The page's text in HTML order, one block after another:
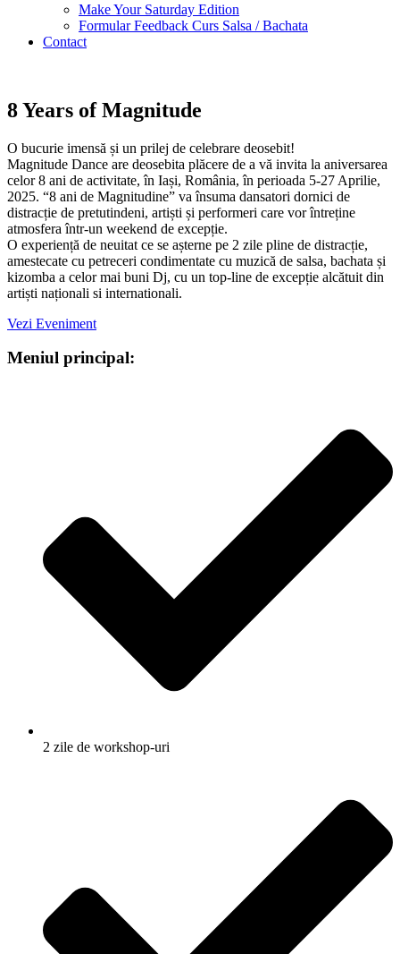
Make Your Saturday Edition
Formular Feedback Curs Salsa / Bachata
Contact
8 Years of Magnitude
O bucurie imensă și un prilej de celebrare deosebit!
Magnitude Dance are deosebita plăcere de a vă invita la aniversarea
celor 8 ani de activitate, în Iași, România, în perioada 5-27 Aprilie,
2025. “8 ani de Magnitudine” va însuma dansatori dornici de
distracție de pretutindeni, artiști și performeri care vor întreține
atmosfera într-un weekend de excepție.
O experiență de neuitat ce se așterne pe 2 zile pline de distracție,
amestecate cu petreceri condimentate cu muzică de salsa, bachata și
kizomba a celor mai buni Dj, cu un top-line de excepție alcătuit din
artiști naționali si internationali.
Vezi Eveniment
Meniul principal:
2 zile de workshop-uri